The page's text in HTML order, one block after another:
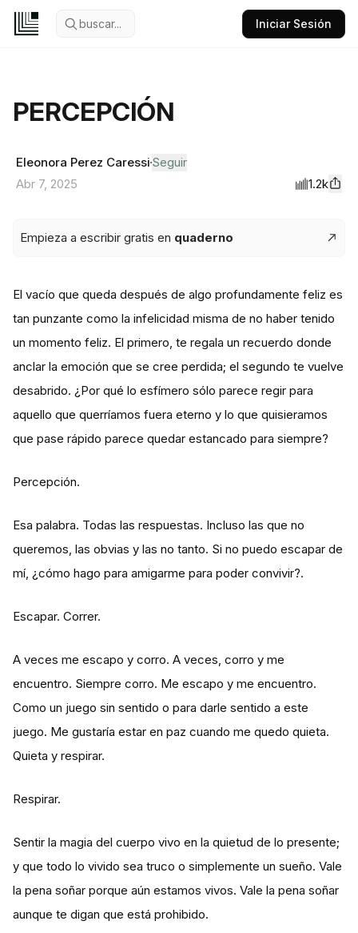
buscar... Iniciar Sesión
PERCEPCIÓN
Eleonora Perez Caressi Seguir
Abr 7, 2025
1.2k
Empieza a escribir gratis en quaderno
El vacío que queda después de algo profundamente feliz es
tan punzante como la infelicidad misma de no haber tenido
un momento feliz. El primero, te regala un recuerdo donde
anclar la emoción que se cree perdida; el segundo te vuelve
desabrido. ¿Por qué lo esfímero sólo parece regir para
aquello que querríamos fuera eterno y lo que quisieramos
que pase rápido parece quedar estancado para siempre?
Percepción.
Esa palabra. Todas las respuestas. Incluso las que no
queremos, las obvias y las no tanto. Si no puedo escapar de
mí, ¿cómo hago para amigarme para poder convivir?.
Escapar. Correr.
A veces me escapo y corro. A veces, corro y me
encuentro. Siempre corro. Me escapo y me encuentro.
Como un juego sin sentido o para darle sentido a este
juego. Me gustaría estar en paz cuando me quedo quieta.
Quieta y respirar.
Respirar.
Sentir la magia del cuerpo vivo en la quietud de lo presente;
y que todo lo vivido sea truco o simplemente un sueño. Vale
la pena soñar porque aún estamos vivos. Vale la pena soñar
aunque te digan que está prohibido.